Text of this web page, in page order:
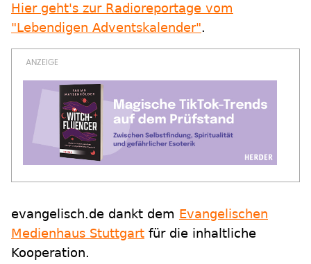
Hier geht's zur Radioreportage vom
"Lebendigen Adventskalender".
evangelisch.de dankt dem Evangelischen
Medienhaus Stuttgart für die inhaltliche
Kooperation.